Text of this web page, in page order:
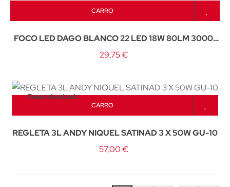
CARRO
FOCO LED DAGO BLANCO 22 LED 18W 80LM 3000-
4000-6500K
29,75 €
Fuera de stock
CARRO
REGLETA 3L ANDY NIQUEL SATINAD 3 X 50W GU-10
57,00 €